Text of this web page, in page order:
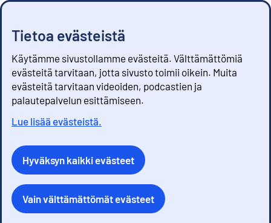
Tietoa evästeistä
Käytämme sivustollamme evästeitä. Välttämättömiä
evästeitä tarvitaan, jotta sivusto toimii oikein. Muita
evästeitä tarvitaan videoiden, podcastien ja
palautepalvelun esittämiseen.
Lue lisää evästeistä.
Hyväksyn kaikki evästeet
Vain välttämättömät evästeet